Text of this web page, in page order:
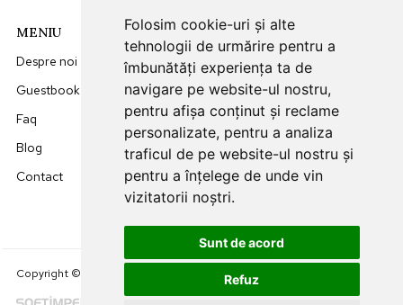
Folosim cookie-uri și alte
tehnologii de urmărire pentru a
îmbunătăți experiența ta de
navigare pe website-ul nostru,
pentru afișa conținut și reclame
personalizate, pentru a analiza
traficul de pe website-ul nostru și
pentru a înțelege de unde vin
vizitatorii noștri.
Sunt de acord
Refuz
MENIU
Despre noi
Guestbook
Faq
Blog
Contact
DATE CONTACT
0749512455
office@sunna.ro
L-V: 09:00 - 18:00
Copyright © 2024 SunnaRollers. Creare Magazin Online